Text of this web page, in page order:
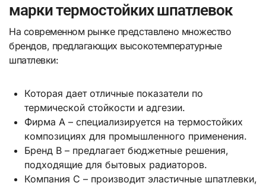
марки термостойких шпатлевок
На современном рынке представлено множество
брендов, предлагающих высокотемпературные
шпатлевки:
Которая дает отличные показатели по
термической стойкости и адгезии.
Фирма A – специализируется на термостойких
композициях для промышленного применения.
Бренд B – предлагает бюджетные решения,
подходящие для бытовых радиаторов.
Компания C – производит эластичные шпатлевки,